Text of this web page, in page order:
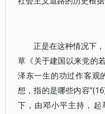
正是在这种情况下
草《关于建国以来党的
泽东一生的功过作客观
想，指的是哪些内容
下，由邓小平主持，起